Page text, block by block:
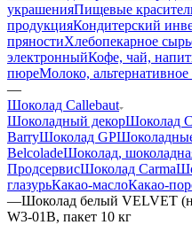
украшенияПищевые
продукцияКондитерский
пряностиХлебопекарное
электронныйКофе, чай,
пюреМолоко,
—
Шоколад Callebaut
Шоколадный декорШоколад
BarryШоколад GP
BelcoladeШоколад,
ПродсервисШоколад Carma
глазурьКакао-маслоКакао-
—Шоколад белый VELVET
W3-01B, пакет 10 кг